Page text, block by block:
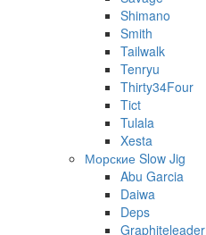
Shimano
Smith
Tailwalk
Tenryu
Thirty34Four
Tict
Tulala
Xesta
Морские Slow Jig
Abu Garcia
Daiwa
Deps
Graphiteleader